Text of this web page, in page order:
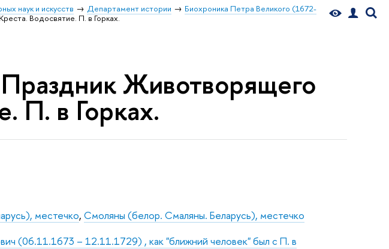
наук и искусств Департамент истории
Биохроника Петра Великого (1672-
Водосвятие. П. в Горках.
Животворящего
П. в Горках.
местечко,Смоляны (белор. Смаляны. Беларусь), местечко
(06.11.1673 – 12.11.1729) , как "ближний человек" был с П. в